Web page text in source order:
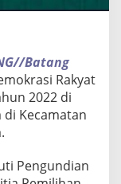
Batang
Rakyat
2022 di
Kecamatan
Pengundian